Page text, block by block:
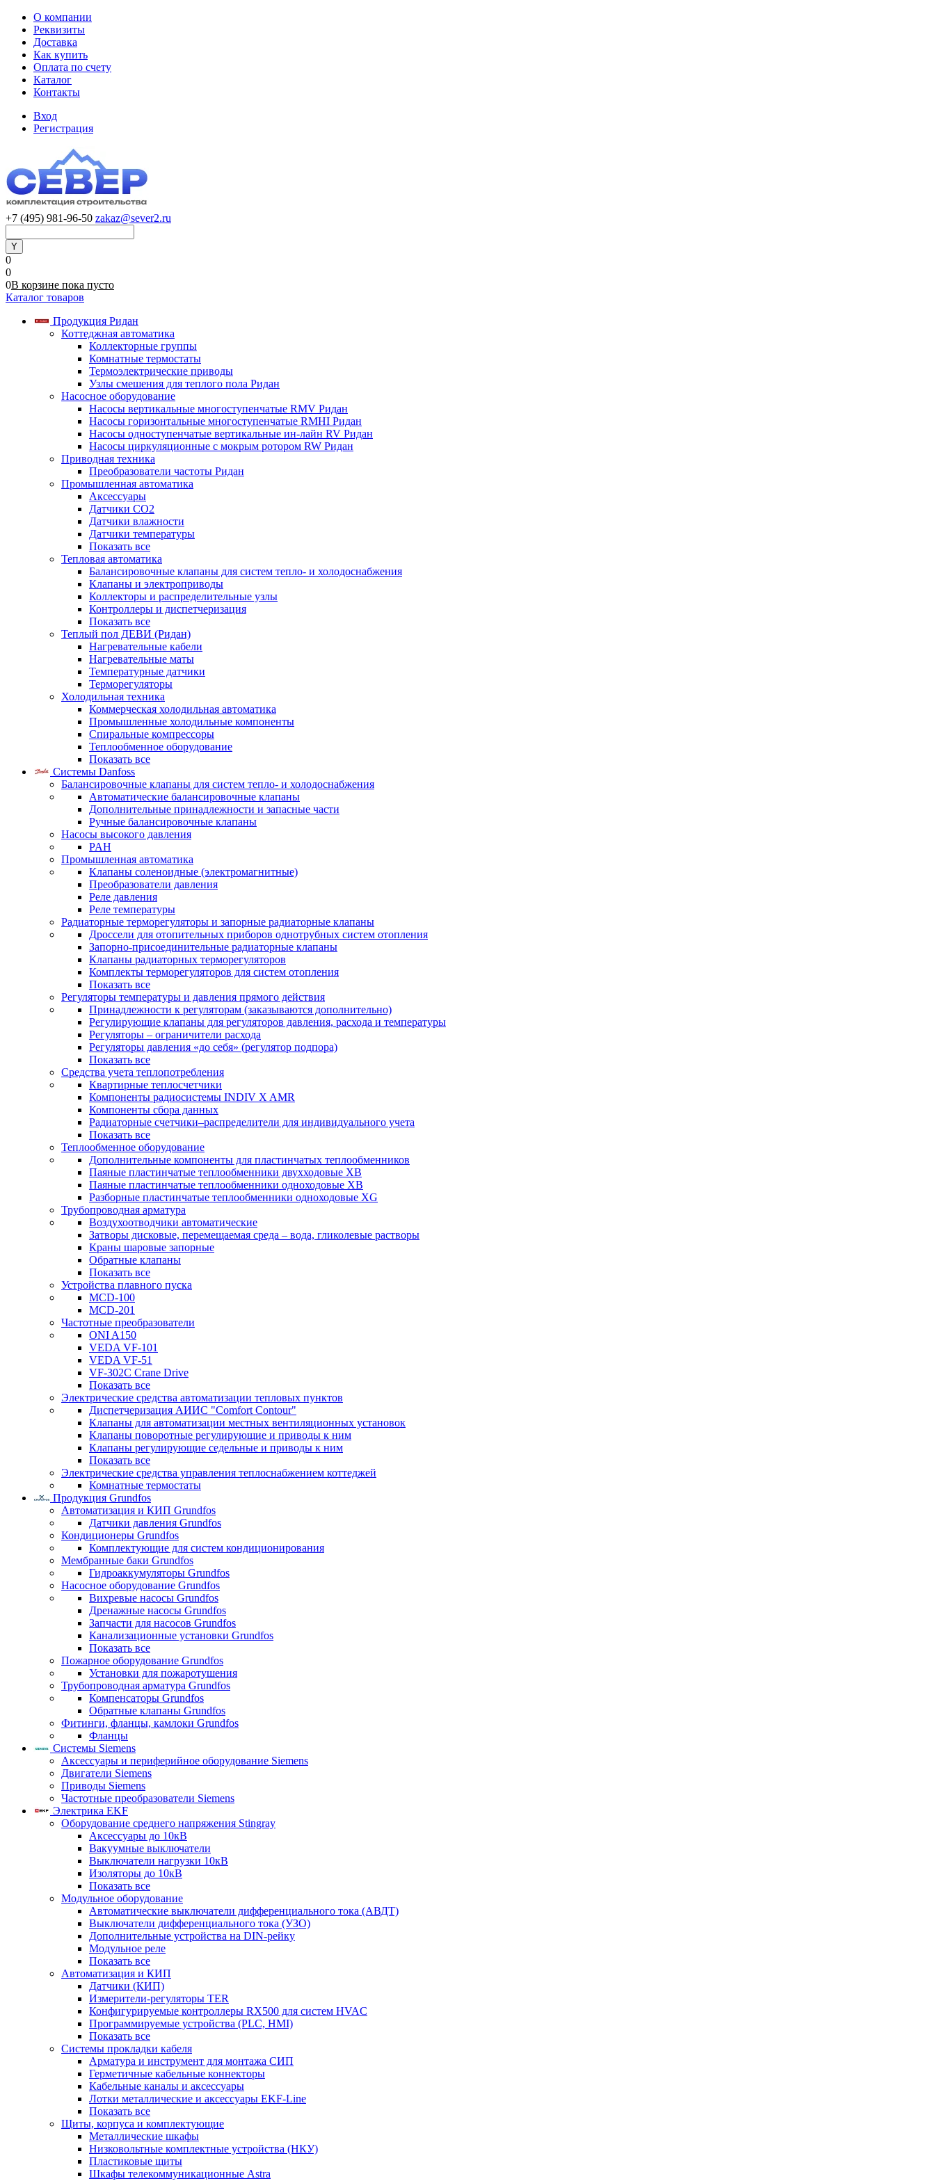
О компании
Реквизиты
Доставка
Как купить
Оплата по счету
Каталог
Контакты
Вход
Регистрация
+7 (495) 981-96-50 zakaz@sever2.ru
0
0
0В корзине пока пусто
Каталог товаров
Продукция Ридан
Коттеджная автоматика
Коллекторные группы
Комнатные термостаты
Термоэлектрические приводы
Узлы смешения для теплого пола Ридан
Насосное оборудование
Насосы вертикальные многоступенчатые RMV Ридан
Насосы горизонтальные многоступенчатые RMHI Ридан
Насосы одноступенчатые вертикальные ин-лайн RV Ридан
Насосы циркуляционные с мокрым ротором RW Ридан
Приводная техника
Преобразователи частоты Ридан
Промышленная автоматика
Аксессуары
Датчики CO2
Датчики влажности
Датчики температуры
Показать все
Тепловая автоматика
Балансировочные клапаны для систем тепло- и холодоснабжения
Клапаны и электроприводы
Коллекторы и распределительные узлы
Контроллеры и диспетчеризация
Показать все
Теплый пол ДЕВИ (Ридан)
Нагревательные кабели
Нагревательные маты
Температурные датчики
Терморегуляторы
Холодильная техника
Коммерческая холодильная автоматика
Промышленные холодильные компоненты
Спиральные компрессоры
Теплообменное оборудование
Показать все
Системы Danfoss
Балансировочные клапаны для систем тепло- и холодоснабжения
Автоматические балансировочные клапаны
Дополнительные принадлежности и запасные части
Ручные балансировочные клапаны
Насосы высокого давления
PAH
Промышленная автоматика
Клапаны соленоидные (электромагнитные)
Преобразователи давления
Реле давления
Реле температуры
Радиаторные терморегуляторы и запорные радиаторные клапаны
Дроссели для отопительных приборов однотрубных систем отопления
Запорно-присоединительные радиаторные клапаны
Клапаны радиаторных терморегуляторов
Комплекты терморегуляторов для систем отопления
Показать все
Регуляторы температуры и давления прямого действия
Принадлежности к регуляторам (заказываются дополнительно)
Регулирующие клапаны для регуляторов давления, расхода и температуры
Регуляторы – ограничители расхода
Регуляторы давления «до себя» (регулятор подпора)
Показать все
Средства учета теплопотребления
Квартирные теплосчетчики
Компоненты радиосистемы INDIV X AMR
Компоненты сбора данных
Радиаторные счетчики–распределители для индивидуального учета
Показать все
Теплообменное оборудование
Дополнительные компоненты для пластинчатых теплообменников
Паяные пластинчатые теплообменники двухходовые XB
Паяные пластинчатые теплообменники одноходовые ХВ
Разборные пластинчатые теплообменники одноходовые ХG
Трубопроводная арматура
Воздухоотводчики автоматические
Затворы дисковые, перемещаемая среда – вода, гликолевые растворы
Краны шаровые запорные
Обратные клапаны
Показать все
Устройства плавного пуска
MCD-100
MCD-201
Частотные преобразователи
ONI A150
VEDA VF-101
VEDA VF-51
VF-302C Crane Drive
Показать все
Электрические средства автоматизации тепловых пунктов
Диспетчеризация АИИС "Comfort Contour"
Клапаны для автоматизации местных вентиляционных установок
Клапаны поворотные регулирующие и приводы к ним
Клапаны регулирующие седельные и приводы к ним
Показать все
Электрические средства управления теплоснабжением коттеджей
Комнатные термостаты
Продукция Grundfos
Автоматизация и КИП Grundfos
Датчики давления Grundfos
Кондиционеры Grundfos
Комплектующие для систем кондиционирования
Мембранные баки Grundfos
Гидроаккумуляторы Grundfos
Насосное оборудование Grundfos
Вихревые насосы Grundfos
Дренажные насосы Grundfos
Запчасти для насосов Grundfos
Канализационные установки Grundfos
Показать все
Пожарное оборудование Grundfos
Установки для пожаротушения
Трубопроводная арматура Grundfos
Компенсаторы Grundfos
Обратные клапаны Grundfos
Фитинги, фланцы, камлоки Grundfos
Фланцы
Системы Siemens
Аксессуары и периферийное оборудование Siemens
Двигатели Siemens
Приводы Siemens
Частотные преобразователи Siemens
Электрика EKF
Оборудование среднего напряжения Stingray
Аксессуары до 10кВ
Вакуумные выключатели
Выключатели нагрузки 10кВ
Изоляторы до 10кВ
Показать все
Модульное оборудование
Автоматические выключатели дифференциального тока (АВДТ)
Выключатели дифференциального тока (УЗО)
Дополнительные устройства на DIN-рейку
Модульное реле
Показать все
Автоматизация и КИП
Датчики (КИП)
Измерители-регуляторы TER
Конфигурируемые контроллеры RX500 для систем HVAC
Программируемые устройства (PLC, HMI)
Показать все
Системы прокладки кабеля
Арматура и инструмент для монтажа СИП
Герметичные кабельные коннекторы
Кабельные каналы и аксессуары
Лотки металлические и аксессуары EKF-Line
Показать все
Щиты, корпуса и комплектующие
Металлические шкафы
Низковольтные комплектные устройства (НКУ)
Пластиковые щиты
Шкафы телекоммуникационные Astra